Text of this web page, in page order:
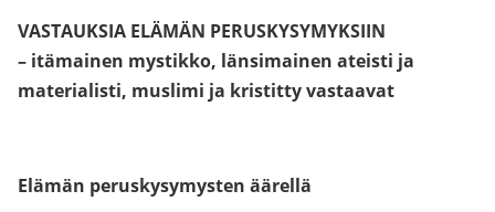
VASTAUKSIA ELÄMÄN PERUSKYSYMYKSIIN
– itämainen mystikko, länsimainen ateisti ja
materialisti, muslimi ja kristitty vastaavat
Elämän peruskysymysten äärellä